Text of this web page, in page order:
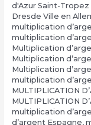
d'Azur Saint-
Dresde Ville en
multiplication
multiplication
Multiplication
Multiplication
Multiplication
multiplication
MULTIPLICATION
MULTIPLICATION
multiplication
d’argent Espagne,